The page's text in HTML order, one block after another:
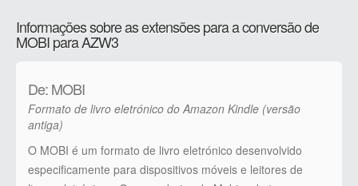
Informações sobre as extensões para a conversão de
MOBI para AZW3
De: MOBI
Formato de livro eletrónico do Amazon Kindle (versão
antiga)
O MOBI é um formato de livro eletrónico desenvolvido
especificamente para dispositivos móveis e leitores de